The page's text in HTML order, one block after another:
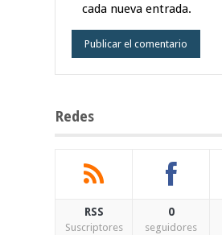
cada nueva entrada.
Redes
RSS
Suscriptores
0
seguidores